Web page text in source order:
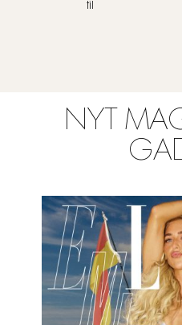
til
NYT